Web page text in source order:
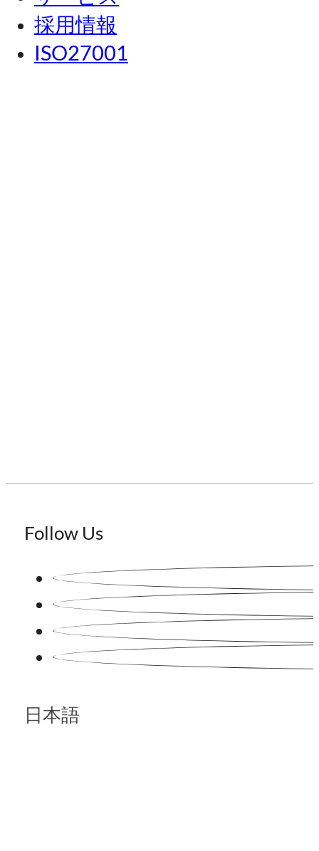
名古屋
関西
採用情報
ISO27001
Follow Us
日本語